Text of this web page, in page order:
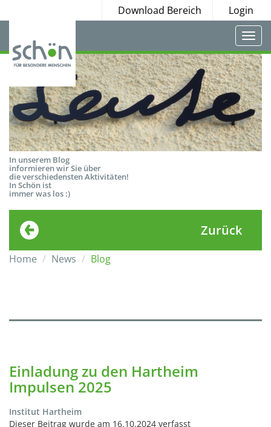
Download Bereich Login
In unserem Blog
informieren wir Sie über
die verschiedensten Aktivitäten!
In Schön ist
immer was los :)
Zurück
Home News Blog
Einladung zu den Hartheim
Impulsen 2025
Institut Hartheim
Dieser Beitrag wurde am 16.10.2024 verfasst